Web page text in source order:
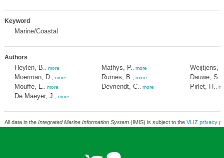
Keyword
Marine/Coastal
Authors
Heylen, B. more
Moerman, D. more
Mouffe, L. more
De Maeyer, J. more
Mathys, P. more
Rumes, B. more
Devriendt, C. more
Weijtjens,
Dauwe, S.
Pirlet, H.
All data in the Integrated Marine Information System(IMIS) is subject to the VLIZ privacy